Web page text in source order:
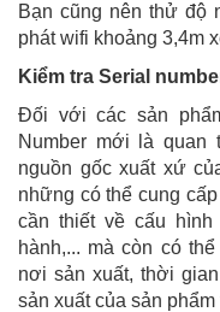
Bạn cũng nên thử độ
phát wifi khoảng 3,4m
Kiểm tra Serial
Đối với các sản
Number mới là quan
nguồn gốc xuất xứ
những có thể cung
cần thiết về cấu
hành,... mà còn có
nơi sản xuất, thời
sản xuất của sản phẩm